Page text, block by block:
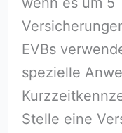
EVBs
spezielle
Stelle eine